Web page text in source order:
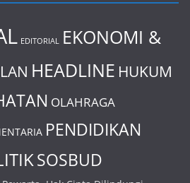
EDITORIAL EKONOMI &
HEADLINE HUKUM
OLAHRAGA
PENDIDIKAN
SOSBUD